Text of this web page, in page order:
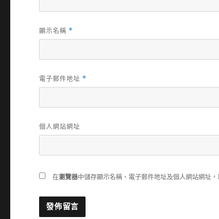
顯示名稱 *
電子郵件地址 *
個人網站網址
在瀏覽器中儲存顯示名稱、電子郵件地址及個人網站網址